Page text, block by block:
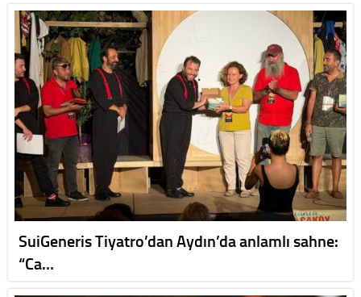
SuiGeneris Tiyatro’dan Aydın’da anlamlı sahne:
“Ca…